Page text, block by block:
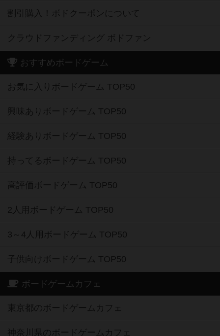
割引購入！ボドクーポンについて
クラウドファンディング ボドファン
おすすめボードゲーム
お気に入りボードゲーム TOP50
興味ありボードゲーム TOP50
経験ありボードゲーム TOP50
持ってるボードゲーム TOP50
高評価ボードゲーム TOP50
2人用ボードゲーム TOP50
3～4人用ボードゲーム TOP50
子供向けボードゲーム TOP50
ボードゲームカフェ
東京都のボードゲームカフェ
神奈川県のボードゲームカフェ